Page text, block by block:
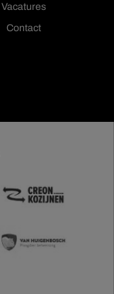
Vacatures
Contact